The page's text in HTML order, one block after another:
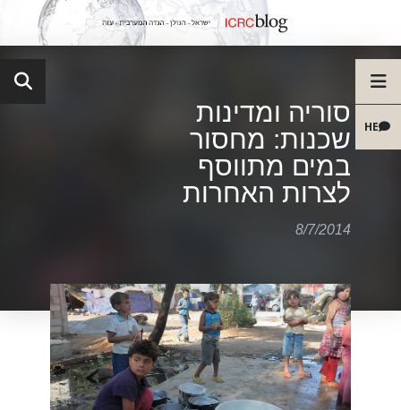
HE
סוריה ומדינות
שכנות: מחסור
במים מתווסף
לצרות האחרות
8/7/2014